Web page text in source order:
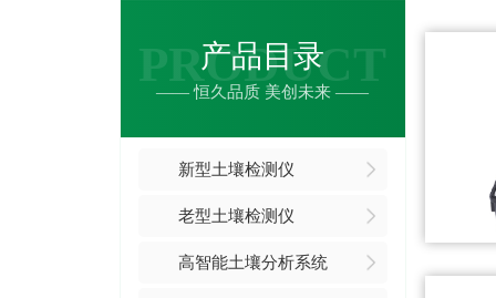
产品目录
PRODUCT
—— 恒久品质 美创未来 ——
新型土壤检测仪
老型土壤检测仪
高智能土壤分析系统